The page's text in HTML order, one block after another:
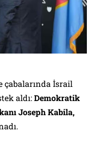
çabalarında İsrail
aldı:Demokratik
Joseph Kabila,